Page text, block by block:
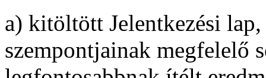
a) kitöltött Jelentkezési
szempontjainak megfelelő